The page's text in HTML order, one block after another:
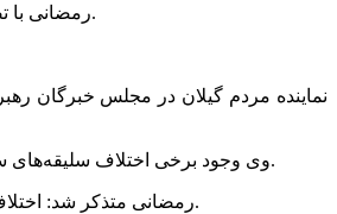
رمضانی با تصریح بر اینکه آیات بسیاری در قرآن انسان را دعوت به وحدت کرده‌است، خاطرنشان کرد: آیات فراوانی نیز انسان را از اختلاف، نفاق و چند چهره‌ بودن برحذر می‌دارد.
نماینده مردم گیلان در مجلس خبرگان
وی وجود برخی اختلاف سلیقه‌های سیاسی را با برخورد منطقی بدون اشکال خواند و افزود: این اختلاف‌ها برای رشد جناح‌های سیاسی و رقابت‌ بین آنها لازم است البته اختلاف‌ها نباید به صورت اصل درآید.
رمضانی متذکر شد: اختلاف‌هایی که در نظام سیاسی پدید می‌آید وسیله رشد می‌شود اما اگر به صورت پایه درآید و یکدیگر را کنار بزنند و درصدد طرد همدیگر باشند این اختلاف شیطانی می‌شود.